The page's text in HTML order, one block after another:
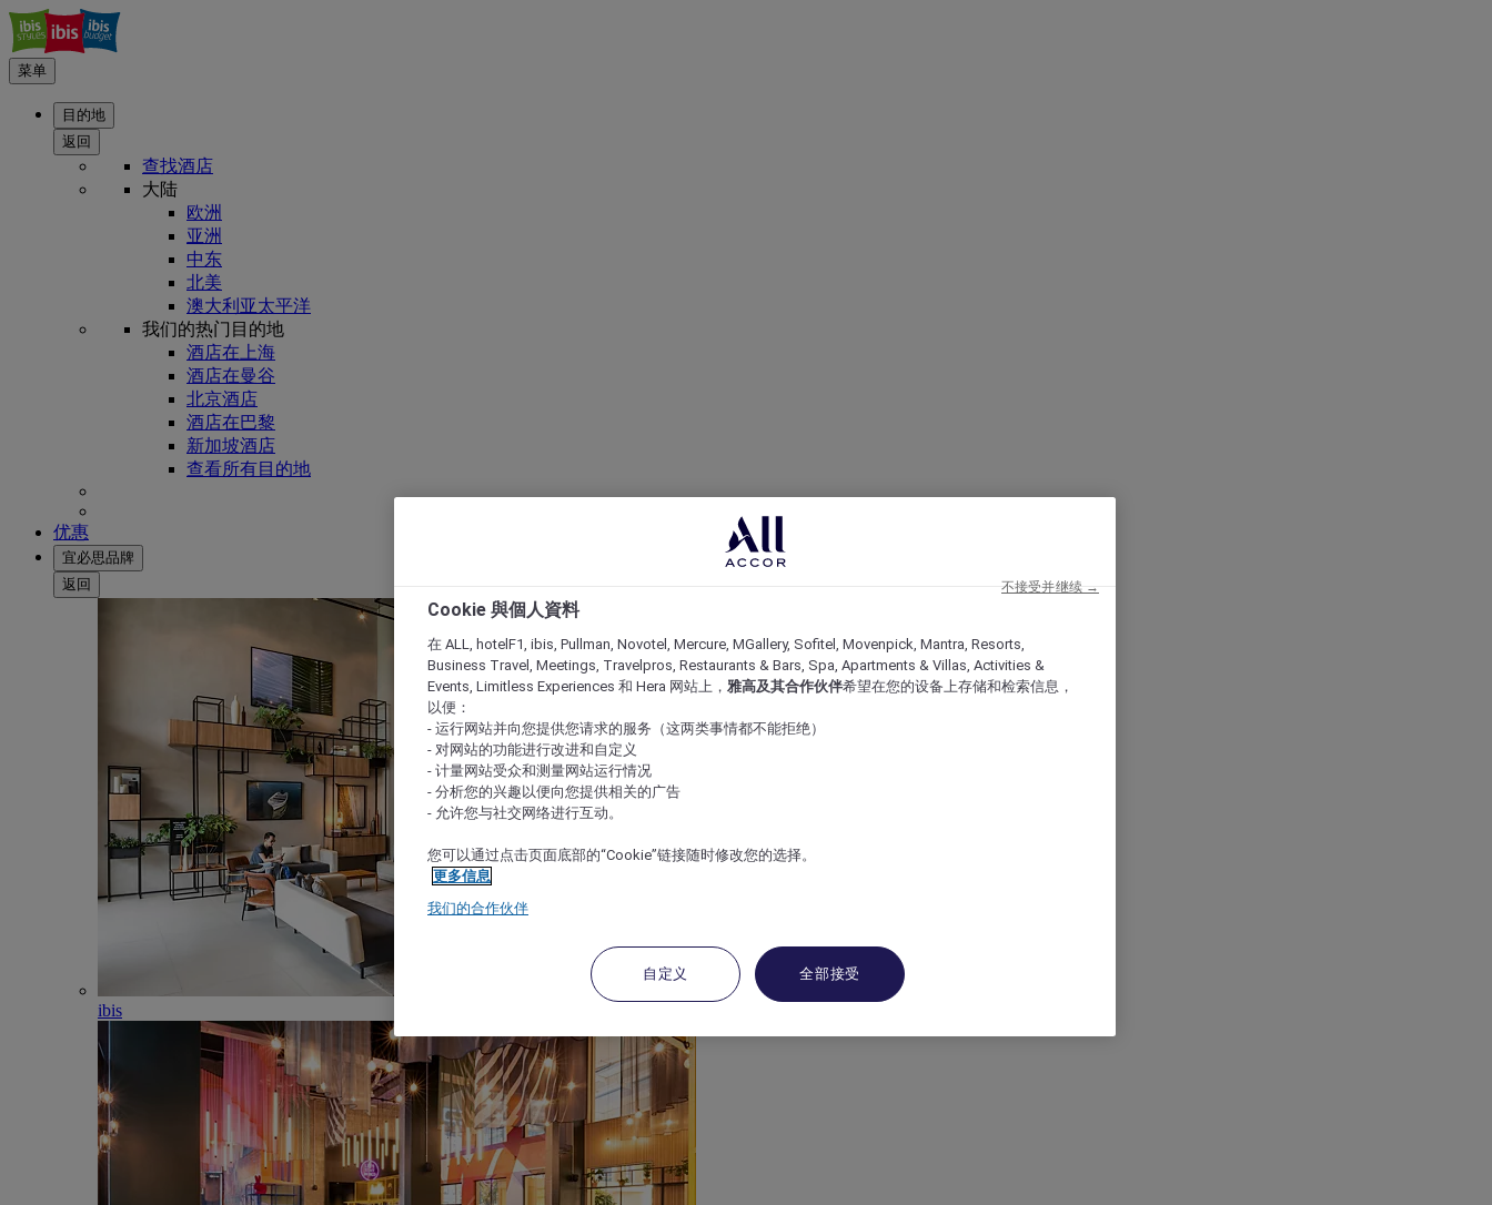
菜单
目的地
返回
查找酒店
大陆
欧洲
亚洲
中东
北美
澳大利亚太平洋
我们的热门目的地
酒店在上海
酒店在曼谷
北京酒店
酒店在巴黎
新加坡酒店
查看所有目的地
优惠
宜必思品牌
返回
ibis
Cookie 與個人資料
在 ALL, hotelF1, ibis, Pullman, Novotel, Mercure, MGallery, Sofitel, Movenpick, Mantra, Resorts,
Business Travel, Meetings, Travelpros, Restaurants & Bars, Spa, Apartments & Villas, Activities &
Events, Limitless Experiences 和 Hera 网站上， 雅高及其合作伙伴希望在您的设备上存储和检索信息，
以便：
- 运行网站并向您提供您请求的服务（这两类事情都不能拒绝）
- 对网站的功能进行改进和自定义
- 计量网站受众和测量网站运行情况
- 分析您的兴趣以便向您提供相关的广告
- 允许您与社交网络进行互动。
您可以通过点击页面底部的“Cookie”链接随时修改您的选择。
更多信息
我们的合作伙伴
自定义 全部接受
不接受并继续 →